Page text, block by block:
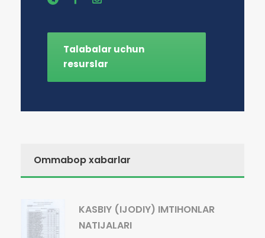
Talabalar uchun
resurslar
Ommabop xabarlar
KASBIY (IJODIY) IMTIHONLAR
NATIJALARI